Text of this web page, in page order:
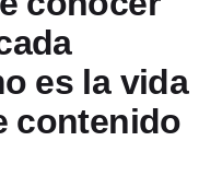
es la vida
contenido